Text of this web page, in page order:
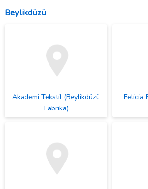
Beylikdüzü
Akademi Tekstil (Beylikdüzü
Fabrika)
Felicia